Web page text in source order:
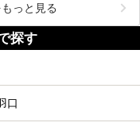
っと見る
探す
口